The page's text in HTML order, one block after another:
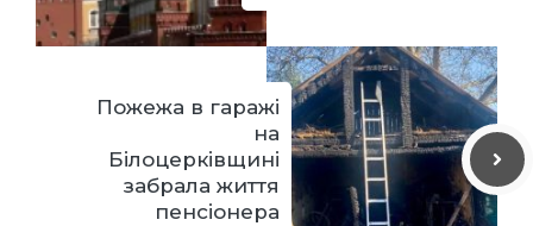
Пожежа в гаражі
на
Білоцерківщині
забрала життя
пенсіонера